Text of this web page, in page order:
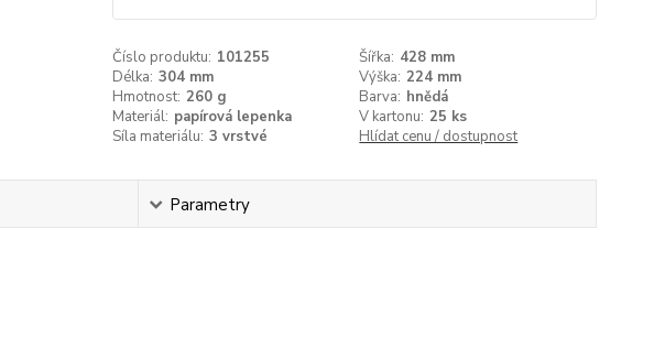
Číslo produktu: 101255 Šířka: 428 mm
Délka: 304 mm Výška: 224 mm
Hmotnost: 260 g Barva: hnědá
Materiál: papírová lepenka V kartonu: 25 ks
Síla materiálu: 3 vrstvé Hlídat cenu / dostupnost
Parametry